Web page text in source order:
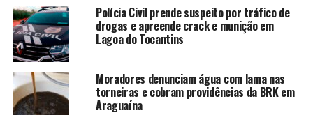
Polícia Civil prende suspeito por tráfico de
drogas e apreende crack e munição em
Lagoa do Tocantins
Moradores denunciam água com lama nas
torneiras e cobram providências da BRK em
Araguaína